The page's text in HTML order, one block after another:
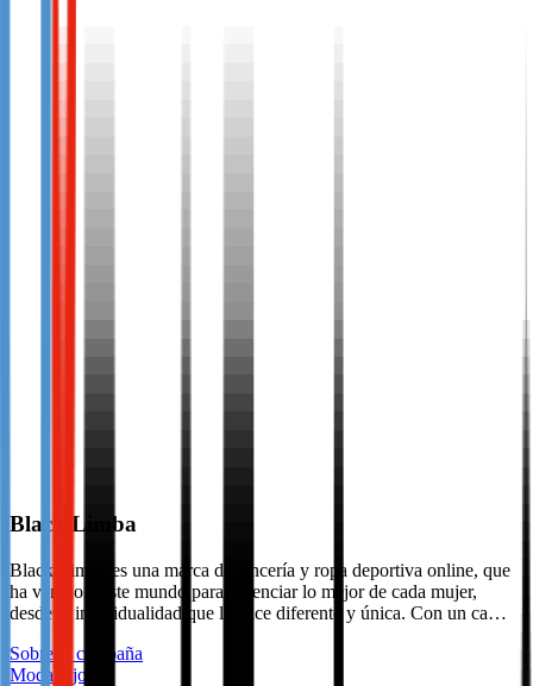
Black Limba
Black Limba es una marca de lencería y ropa deportiva online, que
ha venido a este mundo para potenciar lo mejor de cada mujer,
desde la individualidad que la hace diferente y única. Con un ca…
Sobre la campaña
Moda y joyas